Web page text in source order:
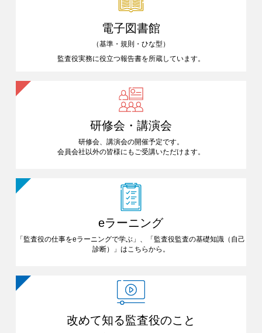
電子図書館
（基準・規則・ひな型）
監査役実務に役立つ報告書を所蔵しています。
研修会・講演会
研修会、講演会の開催予定です。
会員会社以外の皆様にも ご受講いただけます。
eラーニング
「監査役の仕事をeラーニングで学ぶ」、「監査役監査の基礎知識 （自己
診断）」はこちらから。
改めて知る監査役のこと